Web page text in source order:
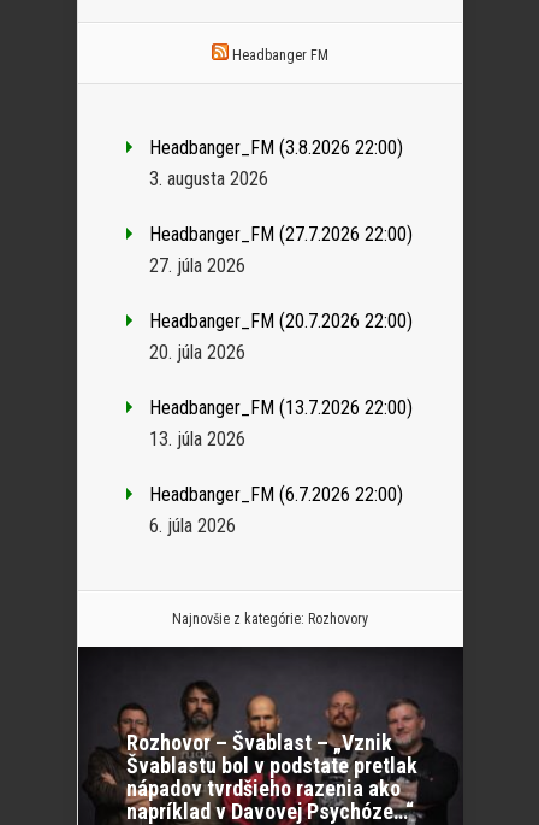
Headbanger FM
Headbanger_FM (3.8.2026 22:00)
3. augusta 2026
Headbanger_FM (27.7.2026 22:00)
27. júla 2026
Headbanger_FM (20.7.2026 22:00)
20. júla 2026
Headbanger_FM (13.7.2026 22:00)
13. júla 2026
Headbanger_FM (6.7.2026 22:00)
6. júla 2026
Najnovšie z kategórie: Rozhovory
Rozhovor – Švablast – „Vznik
Švablastu bol v podstate pretlak
nápadov tvrdšieho razenia ako
napríklad v Davovej Psychóze…“